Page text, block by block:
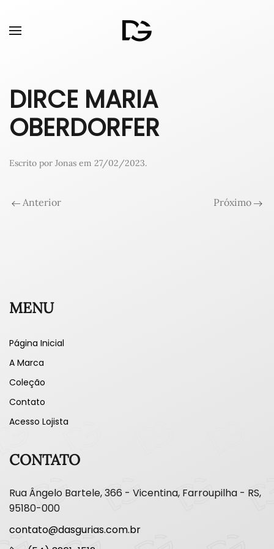
DIRCE MARIA
OBERDORFER
Escrito por Jonas em 27/02/2023.
Anterior Próximo
MENU
Página Inicial
A Marca
Coleção
Contato
Acesso Lojista
CONTATO
Rua Ângelo Bartele, 366 - Vicentina, Farroupilha - RS,
95180-000
contato@dasgurias.com.br